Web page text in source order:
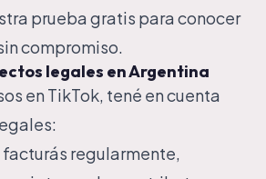
prueba gratis para conocer
compromiso.
legales en Argentina
en TikTok, tené en cuenta
facturás regularmente,